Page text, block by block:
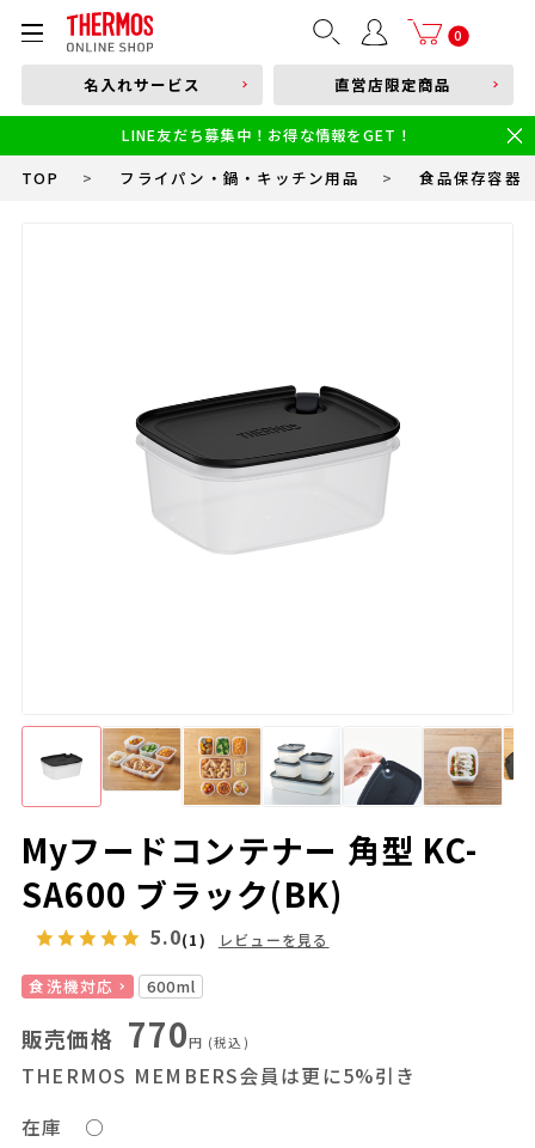
0
部品購入はこちら
本体品番やキーワードを入力
食洗機対応 新製品
幼児・園児向け水筒
小学生 低・中学年向け水筒
小学生 中・高学年向け水筒
名入れサービス 直営店限定商品
LINE友だち募集中！お得な情報をGET！
TOP > フライパン・鍋・キッチン用品 > 食品保存容器
Myフードコンテナー 角型 KC-
SA600 ブラック(BK)
5.0(1) レビューを見る
食洗機対応 600ml
販売価格 770円 (税込)
THERMOS MEMBERS会員は更に5%引き
在庫
○